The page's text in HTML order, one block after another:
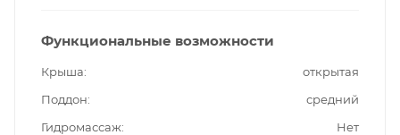
Функциональные возможности
Крыша
открытая
Поддон
средний
Гидромассаж
Нет